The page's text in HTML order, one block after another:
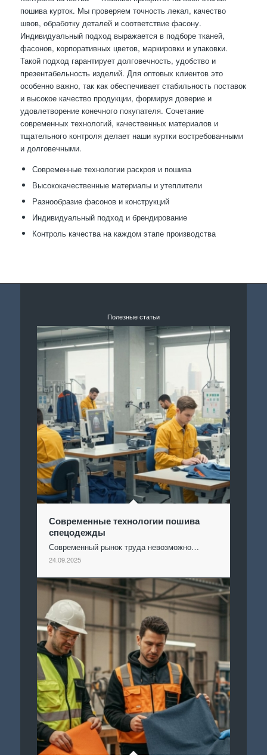
пошива курток. Мы проверяем точность лекал, качество
швов, обработку деталей и соответствие фасону.
Индивидуальный подход выражается в подборе тканей,
фасонов, корпоративных цветов, маркировки и упаковки.
Такой подход гарантирует долговечность, удобство и
презентабельность изделий. Для оптовых клиентов это
особенно важно, так как обеспечивает стабильность поставок
и высокое качество продукции, формируя доверие и
удовлетворение конечного покупателя. Сочетание
современных технологий, качественных материалов и
тщательного контроля делает наши куртки востребованными
и долговечными.
Современные технологии раскроя и пошива
Высококачественные материалы и утеплители
Разнообразие фасонов и конструкций
Индивидуальный подход и брендирование
Контроль качества на каждом этапе производства
Полезные статьи
Современные технологии пошива
спецодежды
Современный рынок труда невозможно…
24.09.2025